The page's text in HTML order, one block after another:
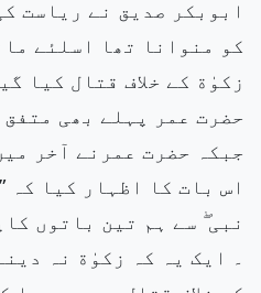
ابوبکر صدیق نے ریاست
کو منوانا تھا اسلئے
زکوٰة کے خلاف قتال کیا
حضرت عمر پہلے بھی
جبکہ حضرت عمرنے آخر
اس بات کا اظہار کیا کہ
نبی ۖ سے ہم تین باتوں
۔ ایک یہ کہ زکوٰة نہ